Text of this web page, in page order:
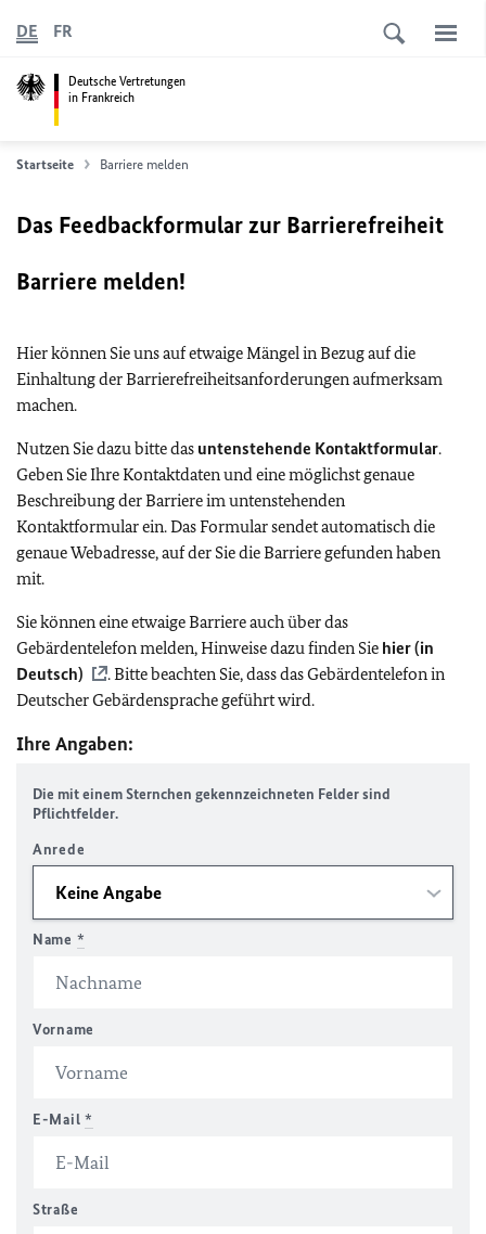
Deutsche Vertretungen
in Frankreich
DE FR
Startseite Barriere melden
Das Feedbackformular zur Barrierefreiheit
Barriere melden!
Hier können Sie uns auf etwaige Mängel in Bezug auf die
Einhaltung der Barrierefreiheitsanforderungen aufmerksam
machen.
Nutzen Sie dazu bitte das untenstehende Kontaktformular.
Geben Sie Ihre Kontaktdaten und eine möglichst genaue
Beschreibung der Barriere im untenstehenden
Kontaktformular ein. Das Formular sendet automatisch die
genaue Webadresse, auf der Sie die Barriere gefunden haben
mit.
Sie können eine etwaige Barriere auch über das
Gebärdentelefon melden, Hinweise dazu finden Sie hier (in
Deutsch)
. Bitte beachten Sie, dass das Gebärdentelefon in
Deutscher Gebärdensprache geführt wird.
Ihre Angaben:
Die mit einem Sternchen gekennzeichneten Felder sind
Pflichtfelder.
Anrede
Name *
Vorname
E-Mail *
Straße